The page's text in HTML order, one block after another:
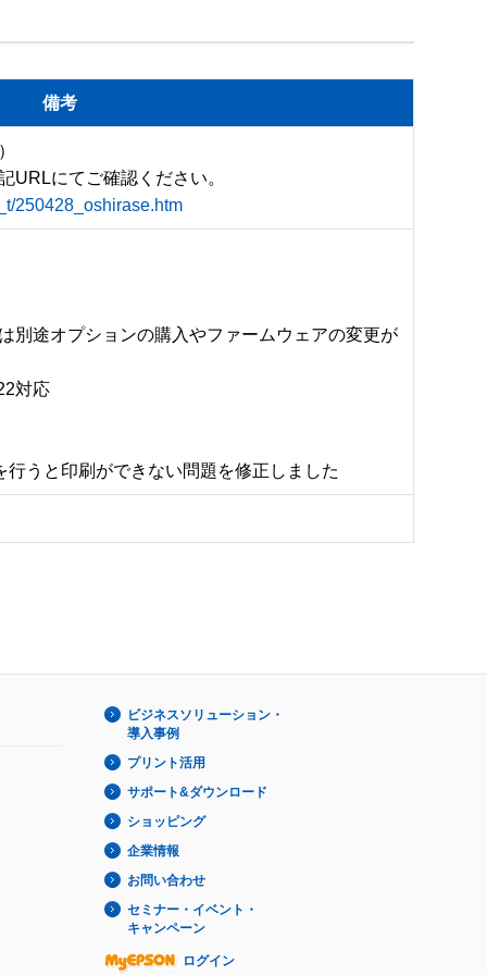
備考
250428_oshirase.htm
途オプションの購入やファームウェアの変更が
対応
ビジネスソリューション・
導入事例
プリント活用
サポート&ダウンロード
ショッピング
企業情報
お問い合わせ
セミナー・イベント・
キャンペーン
ログイン